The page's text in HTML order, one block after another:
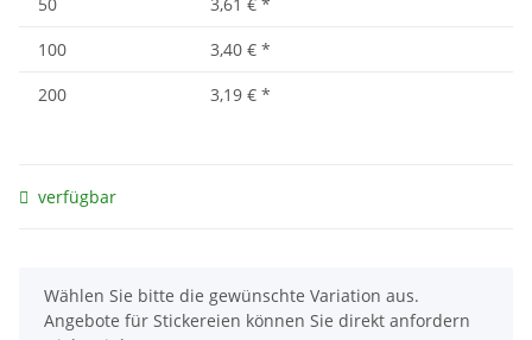
100
3,40 € *
200
3,19 € *
verfügbar
x
Wählen Sie bitte die gewünschte Variation aus.
Angebote für Stickereien können Sie direkt anfordern